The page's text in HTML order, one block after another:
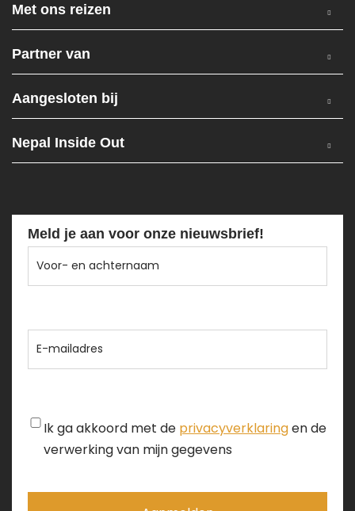
Met ons reizen
Partner van
Aangesloten bij
Nepal Inside Out
Meld je aan voor onze nieuwsbrief!
Instemming
Ik ga akkoord met de privacyverklaringen de
verwerking van mijn gegevens